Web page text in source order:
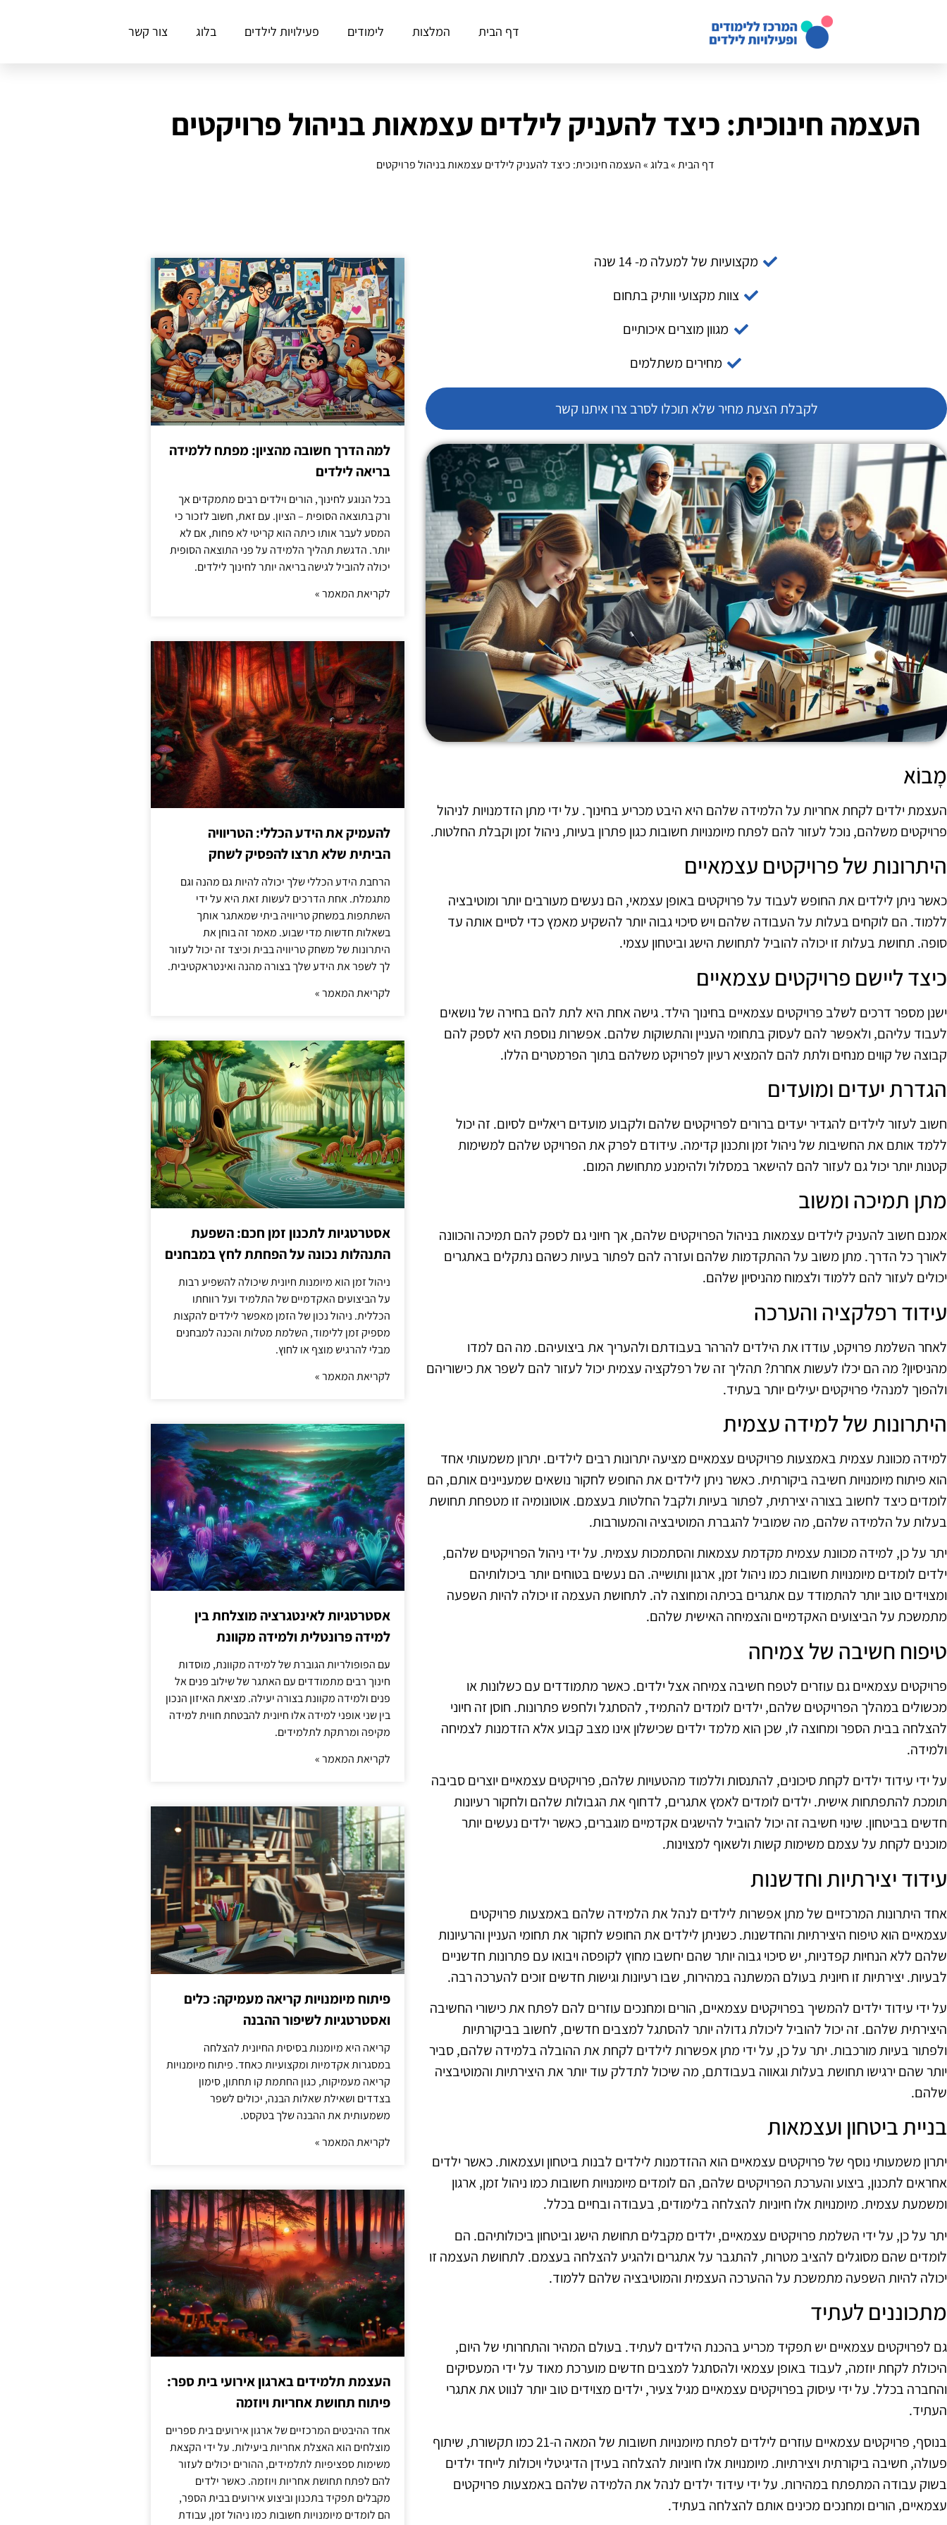
דף הבית המלצות לימודים פעילויות לילדים בלוג צור קשר
העצמה חינוכית: כיצד להעניק לילדים עצמאות בניהול פרויקטים
דף הבית»בלוג»העצמה חינוכית: כיצד להעניק לילדים עצמאות בניהול פרויקטים
מקצועיות של למעלה מ- 14 שנה
צוות מקצועי וותיק בתחום
מגוון מוצרים איכותיים
מחירים משתלמים
לקבלת הצעת מחיר שלא תוכלו לסרב צרו איתנו קשר
מָבוֹא
העצמת ילדים לקחת אחריות על הלמידה שלהם היא היבט מכריע בחינוך. על ידי מתן הזדמנויות לניהול
פרויקטים משלהם, נוכל לעזור להם לפתח מיומנויות חשובות כגון פתרון בעיות, ניהול זמן וקבלת החלטות.
היתרונות של פרויקטים עצמאיים
כאשר ניתן לילדים את החופש לעבוד על פרויקטים באופן עצמאי, הם נעשים מעורבים יותר ומוטיבציה
ללמוד. הם לוקחים בעלות על העבודה שלהם ויש סיכוי גבוה יותר להשקיע מאמץ כדי לסיים אותה עד
סופה. תחושת בעלות זו יכולה להוביל לתחושת הישג וביטחון עצמי.
כיצד ליישם פרויקטים עצמאיים
ישנן מספר דרכים לשלב פרויקטים עצמאיים בחינוך הילד. גישה אחת היא לתת להם בחירה של נושאים
לעבוד עליהם, ולאפשר להם לעסוק בתחומי העניין והתשוקות שלהם. אפשרות נוספת היא לספק להם
קבוצה של קווים מנחים ולתת להם להמציא רעיון לפרויקט משלהם בתוך הפרמטרים הללו.
הגדרת יעדים ומועדים
חשוב לעזור לילדים להגדיר יעדים ברורים לפרויקטים שלהם ולקבוע מועדים ריאליים לסיום. זה יכול
ללמד אותם את החשיבות של ניהול זמן ותכנון קדימה. עידודם לפרק את הפרויקט שלהם למשימות
קטנות יותר יכול גם לעזור להם להישאר במסלול ולהימנע מתחושת המום.
מתן תמיכה ומשוב
אמנם חשוב להעניק לילדים עצמאות בניהול הפרויקטים שלהם, אך חיוני גם לספק להם תמיכה והכוונה
לאורך כל הדרך. מתן משוב על ההתקדמות שלהם ועזרה להם לפתור בעיות כשהם נתקלים באתגרים
יכולים לעזור להם ללמוד ולצמוח מהניסיון שלהם.
עידוד רפלקציה והערכה
לאחר השלמת פרויקט, עודדו את הילדים להרהר בעבודתם ולהעריך את ביצועיהם. מה הם למדו
מהניסיון? מה הם יכלו לעשות אחרת? תהליך זה של רפלקציה עצמית יכול לעזור להם לשפר את כישוריהם
ולהפוך למנהלי פרויקטים יעילים יותר בעתיד.
היתרונות של למידה עצמית
למידה מכוונת עצמית באמצעות פרויקטים עצמאיים מציעה יתרונות רבים לילדים. יתרון משמעותי אחד
הוא פיתוח מיומנויות חשיבה ביקורתית. כאשר ניתן לילדים את החופש לחקור נושאים שמעניינים אותם, הם
לומדים כיצד לחשוב בצורה יצירתית, לפתור בעיות ולקבל החלטות בעצמם. אוטונומיה זו מטפחת תחושת
בעלות על הלמידה שלהם, מה שמוביל להגברת המוטיבציה והמעורבות.
יתר על כן, למידה מכוונת עצמית מקדמת עצמאות והסתמכות עצמית. על ידי ניהול הפרויקטים שלהם,
ילדים לומדים מיומנויות חשובות כמו ניהול זמן, ארגון ותושייה. הם נעשים בטוחים יותר ביכולותיהם
ומצוידים טוב יותר להתמודד עם אתגרים בכיתה ומחוצה לה. לתחושת העצמה זו יכולה להיות השפעה
מתמשכת על הביצועים האקדמיים והצמיחה האישית שלהם.
טיפוח חשיבה של צמיחה
פרויקטים עצמאיים גם עוזרים לטפח חשיבה צמיחה אצל ילדים. כאשר מתמודדים עם כשלונות או
מכשולים במהלך הפרויקטים שלהם, ילדים לומדים להתמיד, להסתגל ולחפש פתרונות. חוסן זה חיוני
להצלחה בבית הספר ומחוצה לו, שכן הוא מלמד ילדים שכישלון אינו מצב קבוע אלא הזדמנות לצמיחה
ולמידה.
על ידי עידוד ילדים לקחת סיכונים, להתנסות וללמוד מהטעויות שלהם, פרויקטים עצמאיים יוצרים סביבה
תומכת להתפתחות אישית. ילדים לומדים לאמץ אתגרים, לדחוף את הגבולות שלהם ולחקור רעיונות
חדשים בביטחון. שינוי חשיבה זה יכול להוביל להישגים אקדמיים מוגברים, כאשר ילדים נעשים יותר
מוכנים לקחת על עצמם משימות קשות ולשאוף למצוינות.
עידוד יצירתיות וחדשנות
אחד היתרונות המרכזיים של מתן אפשרות לילדים לנהל את הלמידה שלהם באמצעות פרויקטים
עצמאיים הוא טיפוח היצירתיות והחדשנות. כשניתן לילדים את החופש לחקור את תחומי העניין והרעיונות
שלהם ללא הנחיות קפדניות, יש סיכוי גבוה יותר שהם יחשבו מחוץ לקופסה ויבואו עם פתרונות חדשניים
לבעיות. יצירתיות זו חיונית בעולם המשתנה במהירות, שבו רעיונות וגישות חדשים זוכים להערכה רבה.
על ידי עידוד ילדים להמשיך בפרויקטים עצמאיים, הורים ומחנכים עוזרים להם לפתח את כישורי החשיבה
היצירתית שלהם. זה יכול להוביל ליכולת גדולה יותר להסתגל למצבים חדשים, לחשוב בביקורתיות
ולפתור בעיות מורכבות. יתר על כן, על ידי מתן אפשרות לילדים לקחת את ההובלה בלמידה שלהם, סביר
יותר שהם ירגישו תחושת בעלות וגאווה בעבודתם, מה שיכול לתדלק עוד יותר את היצירתיות והמוטיבציה
שלהם.
בניית ביטחון ועצמאות
יתרון משמעותי נוסף של פרויקטים עצמאיים הוא ההזדמנות לילדים לבנות ביטחון ועצמאות. כאשר ילדים
אחראים לתכנון, ביצוע והערכת הפרויקטים שלהם, הם לומדים מיומנויות חשובות כמו ניהול זמן, ארגון
ומשמעת עצמית. מיומנויות אלו חיוניות להצלחה בלימודים, בעבודה ובחיים בכלל.
יתר על כן, על ידי השלמת פרויקטים עצמאיים, ילדים מקבלים תחושת הישג וביטחון ביכולותיהם. הם
לומדים שהם מסוגלים להציב מטרות, להתגבר על אתגרים ולהגיע להצלחה בעצמם. לתחושת העצמה זו
יכולה להיות השפעה מתמשכת על ההערכה העצמית והמוטיבציה שלהם ללמוד.
מתכוננים לעתיד
גם לפרויקטים עצמאיים יש תפקיד מכריע בהכנת הילדים לעתיד. בעולם המהיר והתחרותי של היום,
היכולת לקחת יוזמה, לעבוד באופן עצמאי ולהסתגל למצבים חדשים מוערכת מאוד על ידי המעסיקים
והחברה בכלל. על ידי עיסוק בפרויקטים עצמאיים מגיל צעיר, ילדים מצוידים טוב יותר לנווט את אתגרי
העתיד.
בנוסף, פרויקטים עצמאיים עוזרים לילדים לפתח מיומנויות חשובות של המאה ה-21 כמו תקשורת, שיתוף
פעולה, חשיבה ביקורתית ויצירתיות. מיומנויות אלו חיוניות להצלחה בעידן הדיגיטלי ויכולות לייחד ילדים
בשוק עבודה המתפתח במהירות. על ידי עידוד ילדים לנהל את הלמידה שלהם באמצעות פרויקטים
עצמאיים, הורים ומחנכים מכינים אותם להצלחה בעתיד.
למה הדרך חשובה מהציון: מפתח ללמידה
בריאה לילדים
בכל הנוגע לחינוך, הורים וילדים רבים מתמקדים אך
ורק בתוצאה הסופית – הציון. עם זאת, חשוב לזכור כי
המסע לעבר אותו כיתה הוא קריטי לא פחות, אם לא
יותר. הדגשת תהליך הלמידה על פני התוצאה הסופית
יכולה להוביל לגישה בריאה יותר לחינוך לילדים.
לקריאת המאמר »
להעמיק את הידע הכללי: הטריוויה
הביתית שלא תרצו להפסיק לשחק
הרחבת הידע הכללי שלך יכולה להיות גם מהנה וגם
מתגמלת. אחת הדרכים לעשות זאת היא על ידי
השתתפות במשחק טריוויה ביתי שמאתגר אותך
בשאלות חדשות מדי שבוע. מאמר זה בוחן את
היתרונות של משחק טריוויה בבית וכיצד זה יכול לעזור
לך לשפר את הידע שלך בצורה מהנה ואינטראקטיבית.
לקריאת המאמר »
אסטרטגיות לתכנון זמן חכם: השפעת
התנהלות נכונה על הפחתת לחץ במבחנים
ניהול זמן הוא מיומנות חיונית שיכולה להשפיע רבות
על הביצועים האקדמיים של התלמיד ועל רווחתו
הכללית. ניהול נכון של הזמן מאפשר לילדים להקצות
מספיק זמן ללימוד, השלמת מטלות והכנה למבחנים
מבלי להרגיש מוצף או לחוץ.
לקריאת המאמר »
אסטרטגיות לאינטגרציה מוצלחת בין
למידה פרונטלית ולמידה מקוונת
עם הפופולריות הגוברת של למידה מקוונת, מוסדות
חינוך רבים מתמודדים עם האתגר של שילוב פנים אל
פנים ולמידה מקוונת בצורה יעילה. מציאת האיזון הנכון
בין שני אופני למידה אלו חיונית להבטחת חווית למידה
מקיפה ומרתקת לתלמידים.
לקריאת המאמר »
פיתוח מיומנויות קריאה מעמיקה: כלים
ואסטרטגיות לשיפור ההבנה
קריאה היא מיומנות בסיסית החיונית להצלחה
במסגרות אקדמיות ומקצועיות כאחד. פיתוח מיומנויות
קריאה מעמיקות, כגון החתמת קו תחתון, סימון
בצדדים ושאילת שאלות הבנה, יכולים לשפר
משמעותית את ההבנה שלך בטקסט.
לקריאת המאמר »
העצמת תלמידים בארגון אירועי בית ספר:
פיתוח תחושת אחריות ויוזמה
אחד ההיבטים המרכזיים של ארגון אירועים בית ספריים
מוצלחים הוא האצלת אחריות ביעילות. על ידי הקצאת
משימות ספציפיות לתלמידים, ההורים יכולים לעזור
להם לפתח תחושת אחריות ויוזמה. כאשר ילדים
מקבלים תפקיד בתכנון וביצוע אירועים בבית הספר,
הם לומדים מיומנויות חשובות כמו ניהול זמן, עבודת